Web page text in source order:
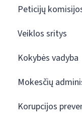
Peticijų
Veiklos sritys
Kokybės vadyba
Mokesčių
Korupcijos